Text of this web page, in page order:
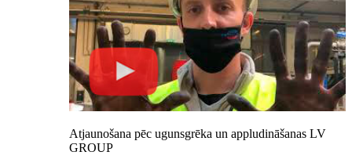
Atjaunošana pēc ugunsgrēka un appludināšanas LV
GROUP